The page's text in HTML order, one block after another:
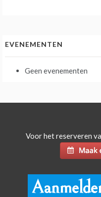
EVENEMENTEN
Geen evenementen
Voor het reserveren